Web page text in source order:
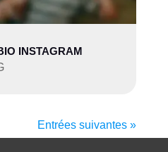
INSTAGRAM
Entrées suivantes »